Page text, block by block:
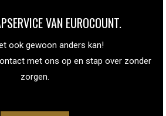
VAN EUROCOUNT.
ook gewoon anders kan!
met ons op en stap over zonder
zorgen.